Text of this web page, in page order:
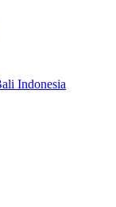
Indonesia